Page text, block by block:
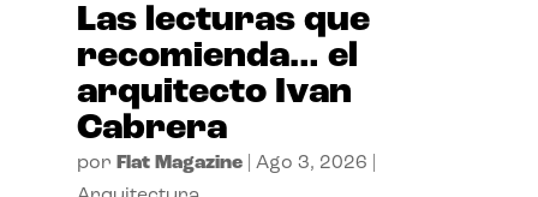
Las lecturas que
recomienda… el
arquitecto Ivan
Cabrera
por Flat Magazine| Ago 3, 2026